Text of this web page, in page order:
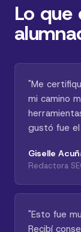
Lo que
"Me
mi camino
gustó fue
Giselle
Redactora
"Esto fue
Recibí